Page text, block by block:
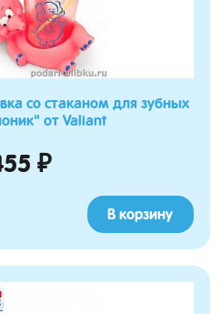
со стаканом для зубных
от Valiant
₽
В корзину